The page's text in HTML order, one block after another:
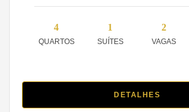
4
QUARTOS
1
SUÍTES
2
VAGAS
DETALHES